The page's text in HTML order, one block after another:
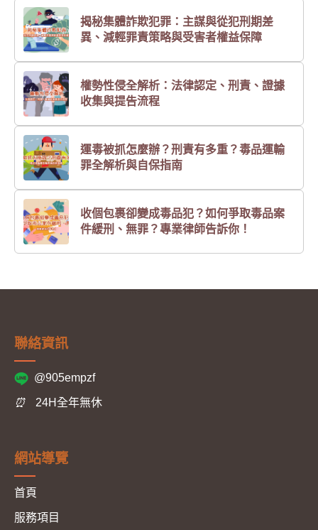
揭秘集體詐欺犯罪：主謀與從犯刑期差
異、減輕罪責策略與受害者權益保障
權勢性侵全解析：法律認定、刑責、證據
收集與提告流程
運毒被抓怎麼辦？刑責有多重？毒品運輸
罪全解析與自保指南
收個包裹卻變成毒品犯？如何爭取毒品案
件緩刑、無罪？專業律師告訴你！
聯絡資訊
@905empzf
⏰ 24H全年無休
網站導覽
首頁
服務項目